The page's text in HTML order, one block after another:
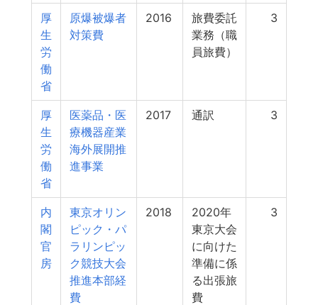
厚
生
労
働
省
原爆被爆者
対策費
2016
旅費委託
業務（職
員旅費）
3
厚
生
労
働
省
医薬品・医
療機器産業
海外展開推
進事業
2017 通訳 3
内
閣
官
房
東京オリン
ピック・パ
ラリンピッ
ク競技大会
推進本部経
費
2018
2020年
東京大会
に向けた
準備に係
る出張旅
費
3